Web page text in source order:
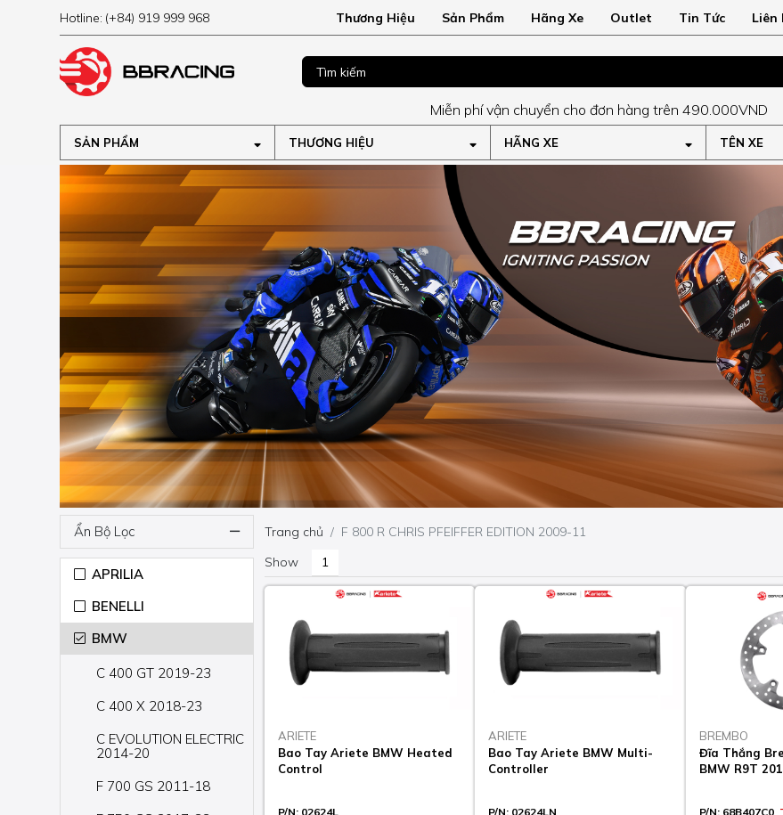
Hotline: (+84) 919 999 968 Thương Hiệu Sản Phẩm Hãng Xe Outlet Tin Tức Liên
Miễn phí vận chuyển cho đơn hàng trên 490.000VND
SẢN PHẨM THƯƠNG HIỆU HÃNG XE TÊN XE
Ẩn Bộ Lọc
APRILIA
BENELLI
BMW
C 400 GT 2019-23
C 400 X 2018-23
C EVOLUTION ELECTRIC
2014-20
F 700 GS 2011-18
Trang chủ
F 800 R CHRIS PFEIFFER EDITION 2009-11
Show
ARIETE
Bao Tay Ariete BMW Heated
Control
P/N: 02624L
ARIETE
Bao Tay Ariete BMW Multi-
Controller
P/N: 02624LN
BREMBO
Đĩa Thắng
BMW R9T
P/N: 68B407C0